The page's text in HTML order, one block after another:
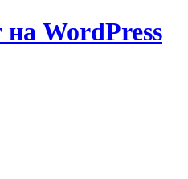
на WordPress